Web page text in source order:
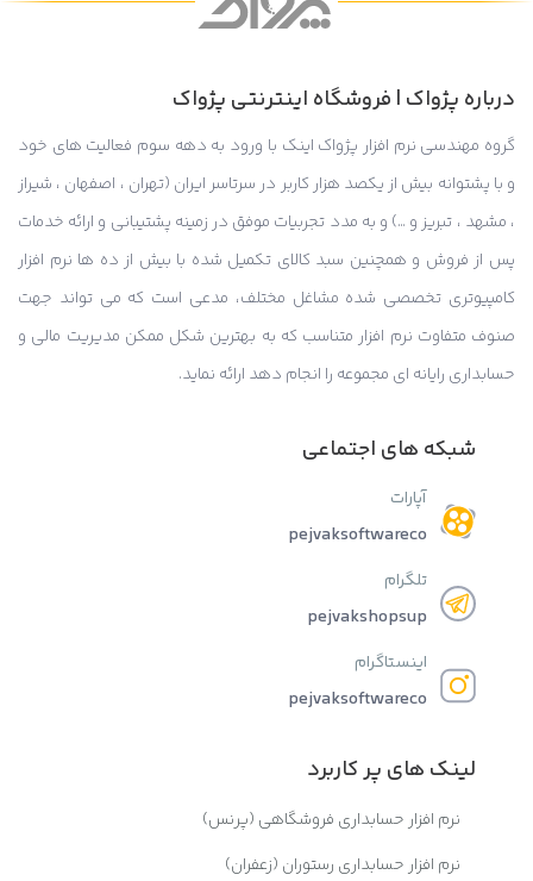
درباره پژواک | فروشگاه اینترنتی پژواک
گروه مهندسی نرم افزار پژواک اینک با ورود به دهه سوم فعالیت های خود
و با پشتوانه بیش از یکصد هزار کاربر در سرتاسر ایران (تهران ، اصفهان ، شیراز
، مشهد ، تبریز و …) و به مدد تجربیات موفق در زمینه پشتیبانی و ارائه خدمات
پس از فروش و همچنین سبد کالای تکمیل شده با بیش از ده ها نرم افزار
کامپیوتری تخصصی شده مشاغل مختلف، مدعی است که می تواند جهت
صنوف متفاوت نرم افزار متناسب که به بهترین شکل ممکن مدیریت مالی و
حسابداری رایانه ای مجموعه را انجام دهد ارائه نماید.
شبکه های اجتماعی
آپارات
pejvaksoftwareco
تلگرام
pejvakshopsup
اینستاگرام
pejvaksoftwareco
لینک های پر کاربرد
نرم افزار حسابداری فروشگاهی (پرنس)
نرم افزار حسابداری رستوران (زعفران)